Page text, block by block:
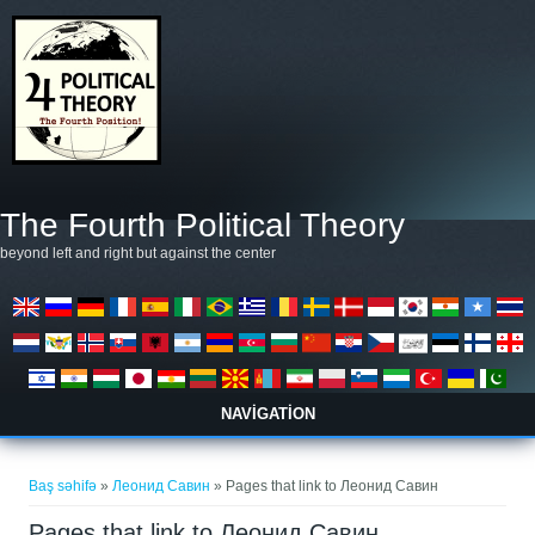
The Fourth Political Theory
beyond left and right but against the center
NAVIGATION
Baş səhifə »Леонид Савин» Pages that link to Леонид Савин